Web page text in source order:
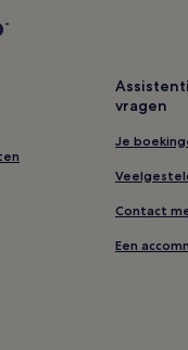
in Avignon
Parc Spirou Provence
les-Avignon
in
Château de
in Avignon
Pont Saint-Bénézet
vragen
Je
Contact
Een